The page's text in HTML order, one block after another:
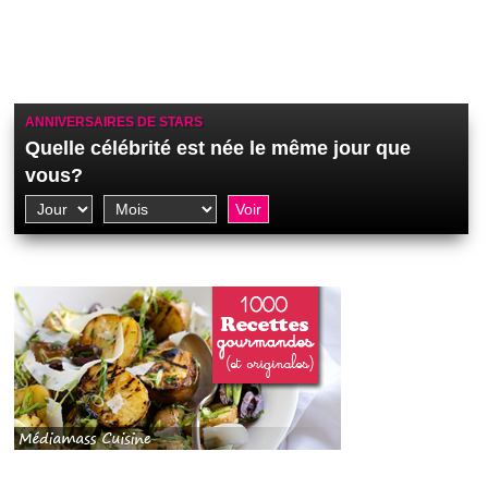
ANNIVERSAIRES DE STARS
Quelle célébrité est née le même jour que
vous?